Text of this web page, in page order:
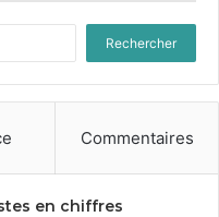
Rechercher :
Commentaires
en chiffres